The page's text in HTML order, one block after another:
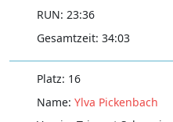
23:36
34:03
16
Ylva Pickenbach